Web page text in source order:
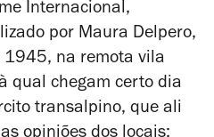
Internacional,
por Maura Delpero,
1945, na remota vila
qual chegam certo dia
transalpino, que ali